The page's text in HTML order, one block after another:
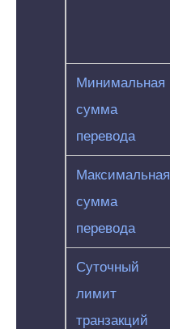
Минимальная
сумма
перевода
Максимальная
сумма
перевода
Суточный
лимит
транзакций